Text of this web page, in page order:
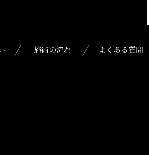
ー 施術の流れ よくある質問